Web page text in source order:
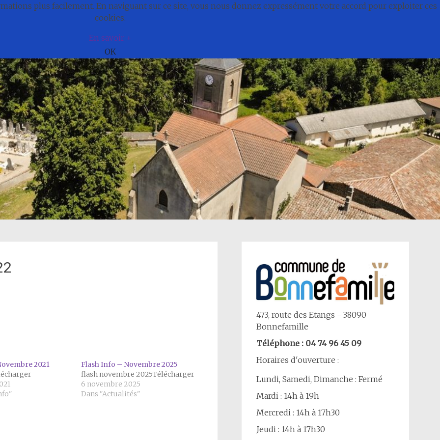
Cadre de vie
2021
Flash Info – Novembre 2025
flash novembre 2025Télécharger
6 novembre 2025
Dans "Actualités"
473, route des Etangs - 38090
Bonnefamille
Téléphone : 04 74 96 45 09
Horaires d'ouverture :
Lundi, Samedi, Dimanche : Fermé
Mardi : 14h à 19h
Mercredi : 14h à 17h30
Jeudi : 14h à 17h30
plus facilement. En naviguant sur ce site, vous nous donnez expressément votre accord pour exploiter ces
cookies.
En savoir +
OK